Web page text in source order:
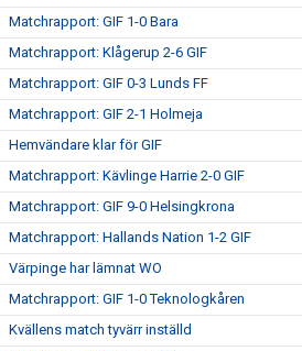
Matchrapport: GIF 1-0 Bara
Matchrapport: Klågerup 2-6 GIF
Matchrapport: GIF 0-3 Lunds FF
Matchrapport: GIF 2-1 Holmeja
Hemvändare klar för GIF
Matchrapport: Kävlinge Harrie 2-0 GIF
Matchrapport: GIF 9-0 Helsingkrona
Matchrapport: Hallands Nation 1-2 GIF
Värpinge har lämnat WO
Matchrapport: GIF 1-0 Teknologkåren
Kvällens match tyvärr inställd